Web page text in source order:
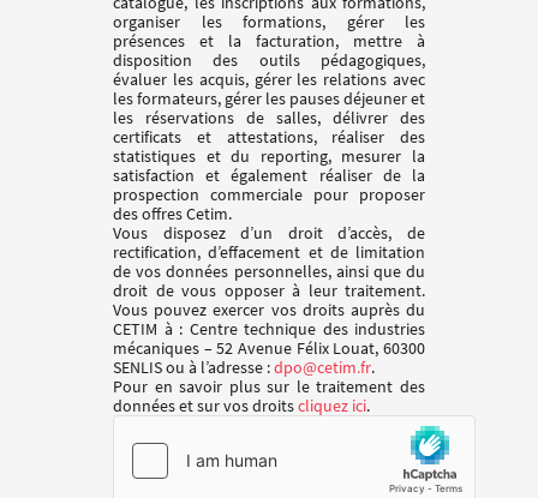
organiser les formations, gérer les
présences et la facturation, mettre à
disposition des outils pédagogiques,
évaluer les acquis, gérer les relations avec
les formateurs, gérer les pauses déjeuner et
les réservations de salles, délivrer des
certificats et attestations, réaliser des
statistiques et du reporting, mesurer la
satisfaction et également réaliser de la
prospection commerciale pour proposer
des offres Cetim.
Vous disposez d’un droit d’accès, de
rectification, d’effacement et de limitation
de vos données personnelles, ainsi que du
droit de vous opposer à leur traitement.
Vous pouvez exercer vos droits auprès du
CETIM à : Centre technique des industries
mécaniques – 52 Avenue Félix Louat, 60300
SENLIS ou à l’adresse :dpo@cetim.fr.
Pour en savoir plus sur le traitement des
données et sur vos droitscliquez ici.